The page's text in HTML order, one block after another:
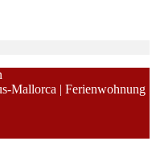
Mallorca | Ferienwohnung